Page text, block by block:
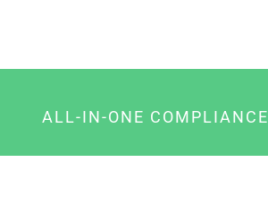
ALL-IN-ONE COMPLIANCE